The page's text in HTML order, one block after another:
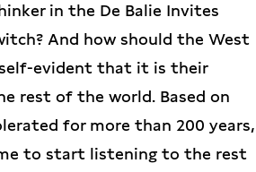
in the De Balie Invites
And how should the West
self-evident that it is their
rest of the world. Based on
for more than 200 years,
to start listening to the rest